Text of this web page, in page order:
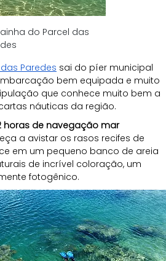
do Parcel das
Paredes sai do píer municipal
bem equipada e muito
que conhece muito bem a
náuticas da região.
horas de navegação mar
a avistar os rasos recifes de
em um pequeno banco de areia
de incrível coloração, um
fotogênico.